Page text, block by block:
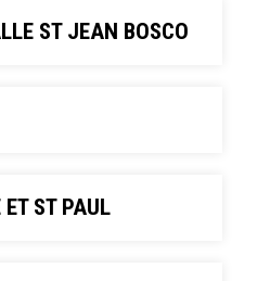
ST JEAN BOSCO
ET ST PAUL